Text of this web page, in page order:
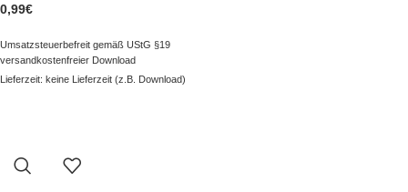
0,99€
Umsatzsteuerbefreit gemäß UStG §19
versandkostenfreier Download
Lieferzeit: keine Lieferzeit (z.B. Download)